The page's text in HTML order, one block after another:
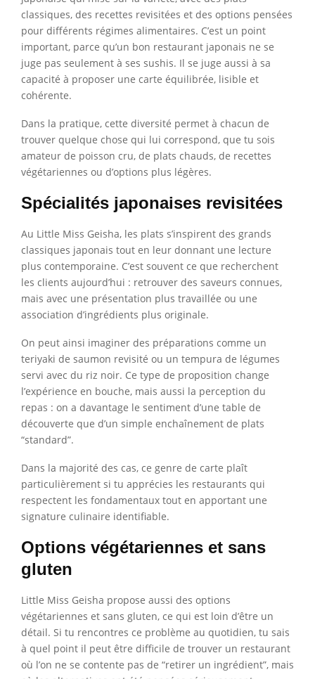
classiques, des recettes revisitées et des options pensées
pour différents régimes alimentaires. C’est un point
important, parce qu’un bon restaurant japonais ne se
juge pas seulement à ses sushis. Il se juge aussi à sa
capacité à proposer une carte équilibrée, lisible et
cohérente.
Dans la pratique, cette diversité permet à chacun de
trouver quelque chose qui lui correspond, que tu sois
amateur de poisson cru, de plats chauds, de recettes
végétariennes ou d’options plus légères.
Spécialités japonaises revisitées
Au Little Miss Geisha, les plats s’inspirent des grands
classiques japonais tout en leur donnant une lecture
plus contemporaine. C’est souvent ce que recherchent
les clients aujourd’hui : retrouver des saveurs connues,
mais avec une présentation plus travaillée ou une
association d’ingrédients plus originale.
On peut ainsi imaginer des préparations comme un
teriyaki de saumon revisité ou un tempura de légumes
servi avec du riz noir. Ce type de proposition change
l’expérience en bouche, mais aussi la perception du
repas : on a davantage le sentiment d’une table de
découverte que d’un simple enchaînement de plats
“standard”.
Dans la majorité des cas, ce genre de carte plaît
particulièrement si tu apprécies les restaurants qui
respectent les fondamentaux tout en apportant une
signature culinaire identifiable.
Options végétariennes et sans
gluten
Little Miss Geisha propose aussi des options
végétariennes et sans gluten, ce qui est loin d’être un
détail. Si tu rencontres ce problème au quotidien, tu sais
à quel point il peut être difficile de trouver un restaurant
où l’on ne se contente pas de “retirer un ingrédient”, mais